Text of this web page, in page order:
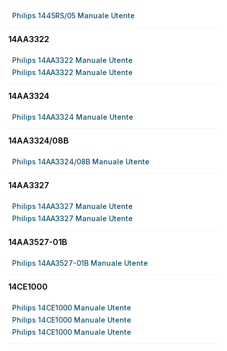
Philips 1445RS/05 Manuale Utente
14AA3322
Philips 14AA3322 Manuale Utente
Philips 14AA3322 Manuale Utente
14AA3324
Philips 14AA3324 Manuale Utente
14AA3324/08B
Philips 14AA3324/08B Manuale Utente
14AA3327
Philips 14AA3327 Manuale Utente
Philips 14AA3327 Manuale Utente
14AA3527-01B
Philips 14AA3527-01B Manuale Utente
14CE1000
Philips 14CE1000 Manuale Utente
Philips 14CE1000 Manuale Utente
Philips 14CE1000 Manuale Utente